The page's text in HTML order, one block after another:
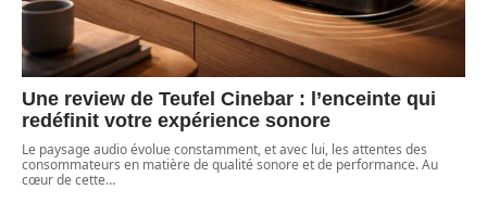
Une review de Teufel Cinebar : l’enceinte qui
redéfinit votre expérience sonore
Le paysage audio évolue constamment, et avec lui, les attentes des
consommateurs en matière de qualité sonore et de performance. Au
cœur de cette…